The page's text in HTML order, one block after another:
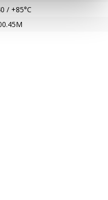
/ +85°C